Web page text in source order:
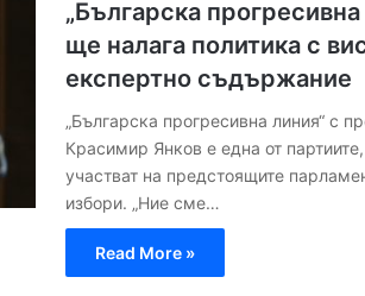
„Българска прогресивна
ще налага политика с
експертно съдържание
„Българска прогресивна линия“ с
Красимир Янков е една от
участват на предстоящите
избори. „Ние сме…
Read More »